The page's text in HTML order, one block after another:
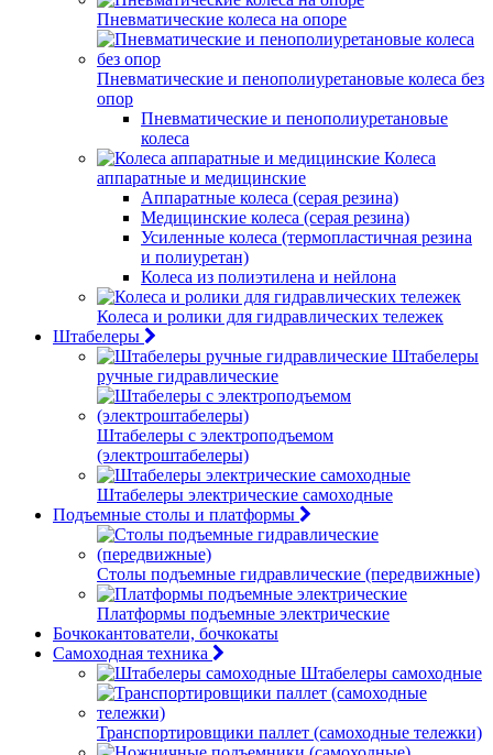
Пневматические колеса на опоре
Пневматические и пенополиуретановые колеса без
опор
Пневматические и пенополиуретановые
колеса
Колеса
аппаратные и медицинские
Аппаратные колеса (серая резина)
Медицинские колеса (серая резина)
Усиленные колеса (термопластичная резина
и полиуретан)
Колеса из полиэтилена и нейлона
Колеса и ролики для гидравлических тележек
Штабелеры
Штабелеры
ручные гидравлические
Штабелеры с электроподъемом
(электроштабелеры)
Штабелеры электрические самоходные
Подъемные столы и платформы
Столы подъемные гидравлические (передвижные)
Платформы подъемные электрические
Бочкокантователи, бочкокаты
Самоходная техника
Штабелеры самоходные
Транспортировщики паллет (самоходные тележки)